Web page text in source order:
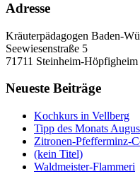
Adresse
Kräuterpädagogen Baden-
Seewiesenstraße 5
71711 Steinheim-Höpfigheim
Neueste Beiträge
Kochkurs in Vellberg
Tipp des Monats
Zitronen-Pfefferminz-
(kein Titel)
Waldmeister-Flammeri